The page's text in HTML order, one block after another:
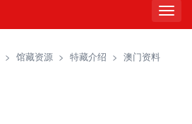
> 馆藏资源 > 特藏介绍 > 澳门资料